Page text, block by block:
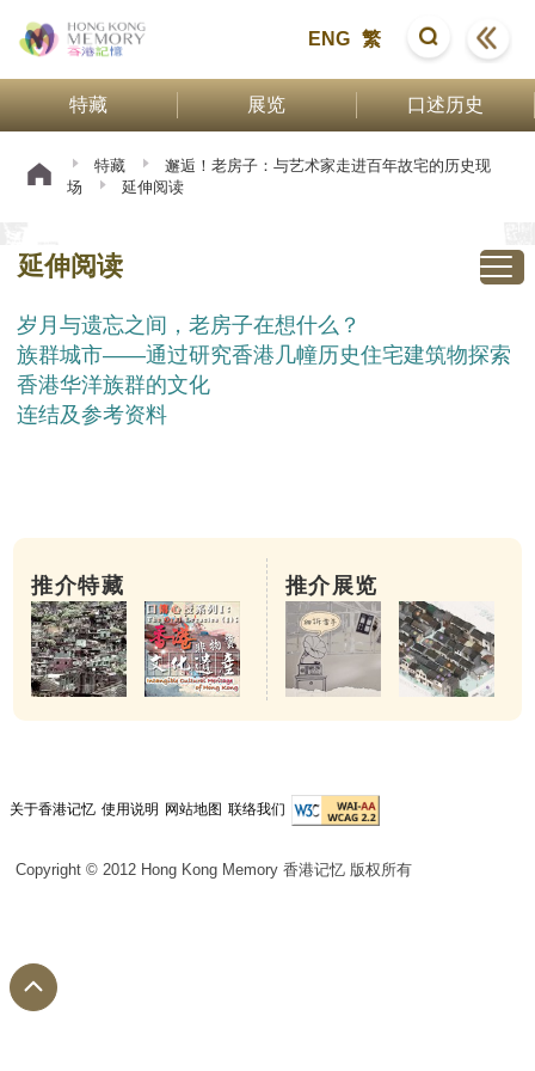
ENG 繁
特藏 展览 口述历史
特藏
邂逅！老房子：与艺术家走进百年故宅的历史现
场
延伸阅读
延伸阅读
岁月与遗忘之间，老房子在想什么？
族群城市——通过研究香港几幢历史住宅建筑物探索
香港华洋族群的文化
连结及参考资料
推介特藏 推介展览
关于香港记忆 使用说明 网站地图 联络我们
Copyright © 2012 Hong Kong Memory 香港记忆 版权所有